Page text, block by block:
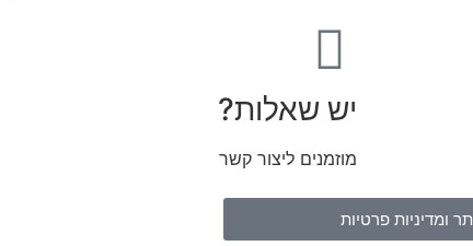
יש שאלות?
מוזמנים ליצור קשר
ומדיניות פרטיות